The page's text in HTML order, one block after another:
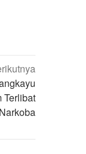
Terlibat
Narkoba